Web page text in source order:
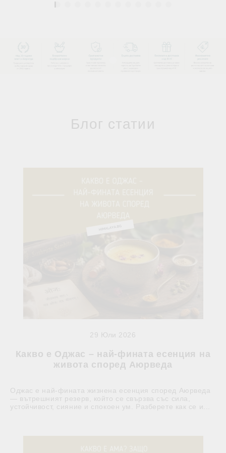
Блог статии
Какво е Оджас – най-фината есенция на
живота според Аюрведа
29 Юли 2026
Оджас е най-фината жизнена есенция според Аюрведа
— вътрешният резерв, който се свързва със сила,
устойчивост, сияние и спокоен ум. Разберете как се и...